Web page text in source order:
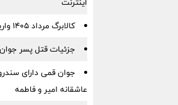
کالابرگ مرداد ۱۴۰۵ واریز شد + جدول زمان و مبلغ کالابرگ
جزئیات قتل پسر
جوان قمی دارای
عاشقانه امیر و فاطمه